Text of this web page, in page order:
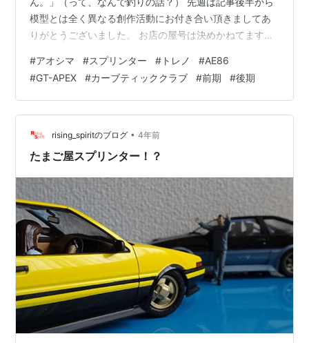
模型とは全く異なる創作活動にお付き合い頂きましてあ
りがとうございました。 お店の屋号は決めかねてます
いてます（謎爆 イラストなどが得意ならば車に詳しくな
い方にも分かりやすく挿絵を加えて展開できたんじゃな
いかと感じた次第ですが、ここで「ないものねだり」を
唱えても仕方がないので。。。今の自分の限界ですね
（アハハ：汗 さて、長らくお届けしてまいりましたアオ
シマ文化教材社のAE8…
#アオシマ #スプリンター # トレノ #AE86
#GT-APEX #カーブティッククラブ #前期 #後期
rising_spiritのブログ • 4年前
たまご屋スプリンター！？